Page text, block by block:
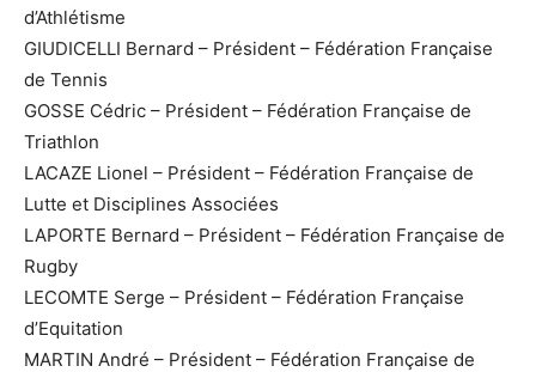
d’Athlétisme
GIUDICELLI Bernard – Président – Fédération Française
de Tennis
GOSSE Cédric – Président – Fédération Française de
Triathlon
LACAZE Lionel – Président – Fédération Française de
Lutte et Disciplines Associées
LAPORTE Bernard – Président – Fédération Française de
Rugby
LECOMTE Serge – Président – Fédération Française
d’Equitation
MARTIN André – Président – Fédération Française de